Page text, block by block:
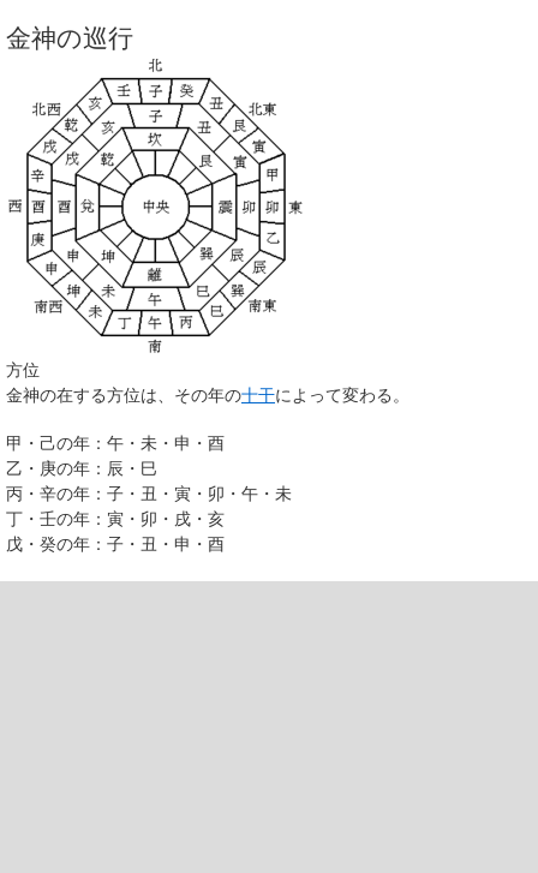
金神の巡行
方位
金神の在する方位は、その年の十干によって変わる。
甲・己の年：午・未・申・酉
乙・庚の年：辰・巳
丙・辛の年：子・丑・寅・卯・午・未
丁・壬の年：寅・卯・戌・亥
戊・癸の年：子・丑・申・酉